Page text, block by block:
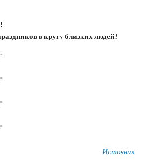
в кругу близких людей!
Источник